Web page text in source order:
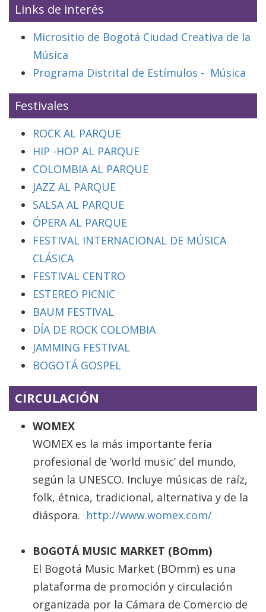
Links de interés
Micrositio de Bogotá Ciudad Creativa de la
Música
Programa Distrital de Estímulos - Música
Festivales
ROCK AL PARQUE
HIP -HOP AL PARQUE
COLOMBIA AL PARQUE
JAZZ AL PARQUE
SALSA AL PARQUE
ÓPERA AL PARQUE
FESTIVAL INTERNACIONAL DE MÚSICA
CLÁSICA
FESTIVAL CENTRO
ESTEREO PICNIC
BAUM FESTIVAL
DÍA DE ROCK COLOMBIA
JAMMING FESTIVAL
BOGOTÁ GOSPEL
CIRCULACIÓN
WOMEX
WOMEX es la más importante feria
profesional de ‘world music’ del mundo,
según la UNESCO. Incluye músicas de raíz,
folk, étnica, tradicional, alternativa y de la
diáspora. http://www.womex.com/
BOGOTÁ MUSIC MARKET (BOmm)
El Bogotá Music Market (BOmm) es una
plataforma de promoción y circulación
organizada por la Cámara de Comercio de